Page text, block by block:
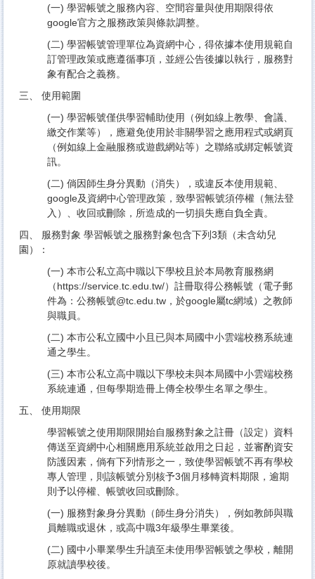
(一) 學習帳號之服務內容、空間容量與使用期限得依
google官方之服務政策與條款調整。
(二) 學習帳號管理單位為資網中心，得依據本使用規範自
訂管理政策或應遵循事項，並經公告後據以執行，服務對
象有配合之義務。
三、 使用範圍
(一) 學習帳號僅供學習輔助使用（例如線上教學、會議、
繳交作業等），應避免使用於非關學習之應用程式或網頁
（例如線上金融服務或遊戲網站等）之聯絡或綁定帳號資
訊。
(二) 倘因師生身分異動（消失），或違反本使用規範、
google及資網中心管理政策，致學習帳號須停權（無法登
入）、收回或刪除，所造成的一切損失應自負全責。
四、 服務對象 學習帳號之服務對象包含下列3類（未含幼兒
園）：
(一) 本市公私立高中職以下學校且於本局教育服務網
（https://service.tc.edu.tw/）註冊取得公務帳號（電子郵
件為：公務帳號@tc.edu.tw，於google屬tc網域）之教師
與職員。
(二) 本市公私立國中小且已與本局國中小雲端校務系統連
通之學生。
(三) 本市公私立高中職以下學校未與本局國中小雲端校務
系統連通，但每學期造冊上傳全校學生名單之學生。
五、 使用期限
學習帳號之使用期限開始自服務對象之註冊（設定）資料
傳送至資網中心相關應用系統並啟用之日起，並審酌資安
防護因素，倘有下列情形之一，致使學習帳號不再有學校
專人管理，則該帳號分別核予3個月移轉資料期限，逾期
則予以停權、帳號收回或刪除。
(一) 服務對象身分異動（師生身分消失），例如教師與職
員離職或退休，或高中職3年級學生畢業後。
(二) 國中小畢業學生升讀至未使用學習帳號之學校，離開
原就讀學校後。